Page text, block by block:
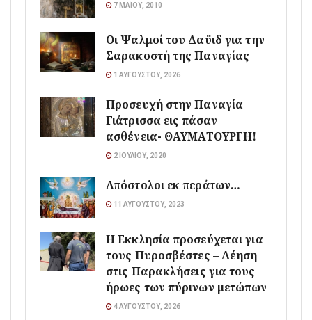
7 ΜΑΪ́ΟΥ, 2010
Οι Ψαλμοί του Δαϋιδ για την
Σαρακοστή της Παναγίας
1 ΑΥΓΟΎΣΤΟΥ, 2026
Προσευχή στην Παναγία
Γιάτρισσα εις πάσαν
ασθένεια- ΘΑΥΜΑΤΟΥΡΓΗ!
2 ΙΟΥΛΊΟΥ, 2020
Απόστολοι εκ περάτων…
11 ΑΥΓΟΎΣΤΟΥ, 2023
Η Εκκλησία προσεύχεται για
τους Πυροσβέστες – Δέηση
στις Παρακλήσεις για τους
ήρωες των πύρινων μετώπων
4 ΑΥΓΟΎΣΤΟΥ, 2026